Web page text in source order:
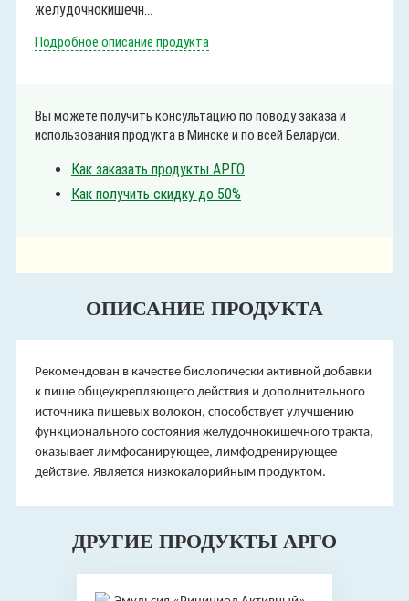
желудочно­кишечн...
Подробное описание продукта
Вы можете получить консультацию по поводу заказа и
использования продукта в Минске и по всей Беларуси.
Как заказать продукты АРГО
Как получить скидку до 50%
ОПИСАНИЕ ПРОДУКТА
Рекомендован в качестве биологически активной добавки
к пище общеукрепляющего действия и дополнительного
источника пищевых волокон, способствует улучшению
функционального состояния желудочно­кишечного тракта,
оказывает лимфосанирующее, лимфодренирующее
действие. Является низкокалорийным продуктом.
ДРУГИЕ ПРОДУКТЫ АРГО